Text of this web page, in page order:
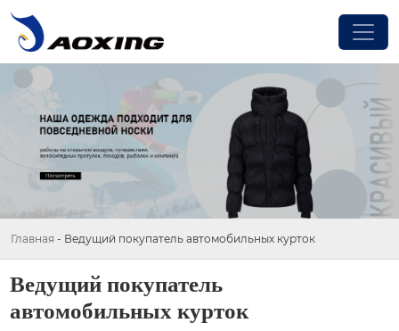
Главная - Ведущий покупатель автомобильных курток
Ведущий покупатель
автомобильных курток